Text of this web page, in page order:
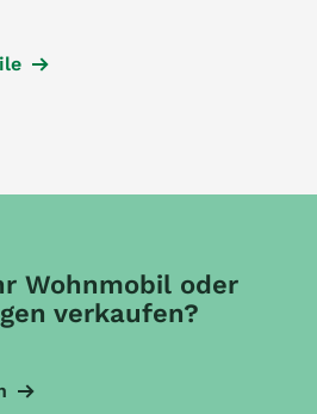
Wohnmobil oder
verkaufen?